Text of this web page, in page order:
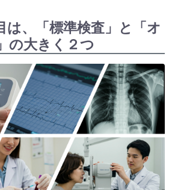
は、「標準検査」と「オ
の大きく２つ